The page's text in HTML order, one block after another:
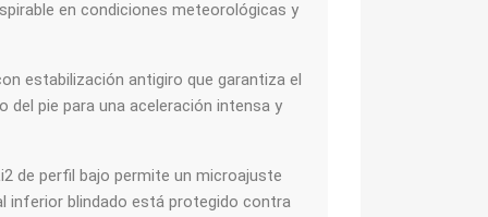
en condiciones meteorológicas y
estabilización antigiro que garantiza el
pie para una aceleración intensa y
de perfil bajo permite un microajuste
inferior blindado está protegido contra